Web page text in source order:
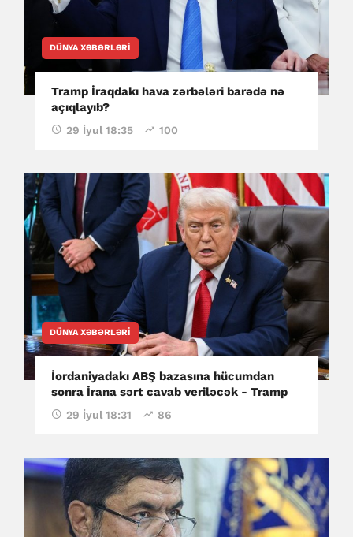
DÜNYA XƏBƏRLƏRI
Tramp İraqdakı hava zərbələri barədə nə
açıqlayıb?
29 İyul 18:35 100
DÜNYA XƏBƏRLƏRI
İordaniyadakı ABŞ bazasına hücumdan
sonra İrana sərt cavab veriləcək - Tramp
29 İyul 18:31 86